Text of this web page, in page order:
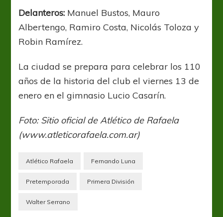
Delanteros: Manuel Bustos, Mauro
Albertengo, Ramiro Costa, Nicolás Toloza y
Robin Ramírez.
La ciudad se prepara para celebrar los 110
años de la historia del club el viernes 13 de
enero en el gimnasio Lucio Casarín.
Foto: Sitio oficial de Atlético de Rafaela
(www.atleticorafaela.com.ar)
Atlético Rafaela Fernando Luna
Pretemporada Primera División
Walter Serrano